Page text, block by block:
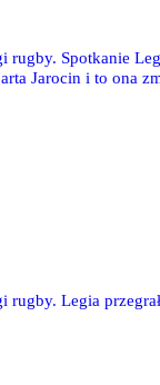
Spotkanie
Jarocin i to ona
Legia